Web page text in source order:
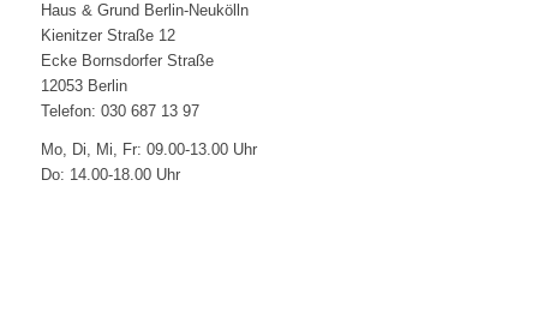
Haus & Grund Berlin-Neukölln
Kienitzer Straße 12
Ecke Bornsdorfer Straße
12053 Berlin
Telefon: 030 687 13 97
Mo, Di, Mi, Fr: 09.00-13.00 Uhr
Do: 14.00-18.00 Uhr